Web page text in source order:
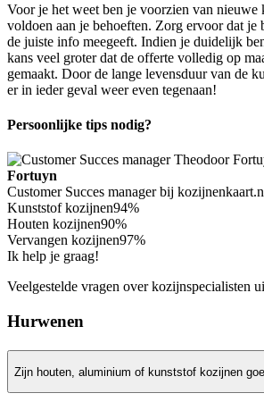
Voor je het weet ben je voorzien van
voldoen aan je behoeften. Zorg ervoor dat je
de juiste info meegeeft. Indien je duidelijk
kans veel groter dat de offerte volledig op
gemaakt. Door de lange levensduur van de
er in ieder geval weer even tegenaan!
Persoonlijke tips nodig?
Fortuyn
Customer Succes manager bij
Kunststof kozijnen94%
Houten kozijnen90%
Vervangen kozijnen97%
Ik help je graag!
Veelgestelde vragen over kozijnspecialisten
Hurwenen
Zijn houten, aluminium of kunststof kozijnen